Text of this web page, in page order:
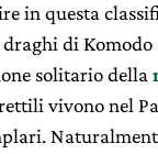
in questa
di Komodo
solitario della
vivono nel